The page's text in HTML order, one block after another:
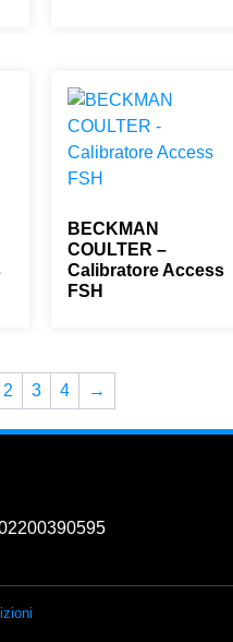
BECKMAN
COULTER –
Calibratore Access
FSH
2 3 4 →